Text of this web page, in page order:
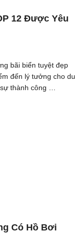
12 Được Yêu
bãi biển tuyệt đẹp
đến lý tưởng cho du
thành công …
Có Hồ Bơi